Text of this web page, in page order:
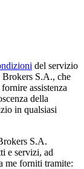
del servizio
S.A., che
assistenza
della
in qualsiasi
S.A.
e servizi, ad
me forniti tramite: